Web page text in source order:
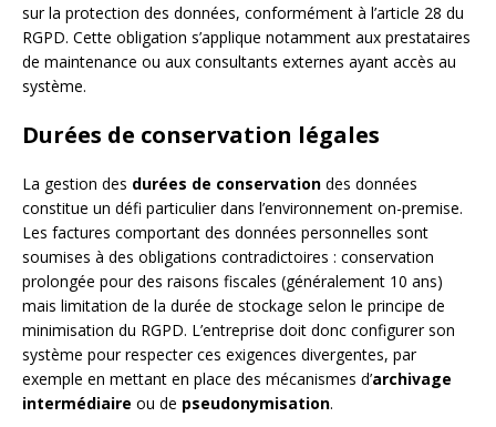
sur la protection des données, conformément à l’article 28 du
RGPD. Cette obligation s’applique notamment aux prestataires
de maintenance ou aux consultants externes ayant accès au
système.
Durées de conservation légales
La gestion des durées de conservation des données
constitue un défi particulier dans l’environnement on-premise.
Les factures comportant des données personnelles sont
soumises à des obligations contradictoires : conservation
prolongée pour des raisons fiscales (généralement 10 ans)
mais limitation de la durée de stockage selon le principe de
minimisation du RGPD. L’entreprise doit donc configurer son
système pour respecter ces exigences divergentes, par
exemple en mettant en place des mécanismes d’archivage
intermédiaire ou de pseudonymisation.